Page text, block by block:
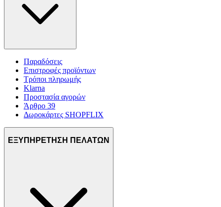
Παραδόσεις
Επιστροφές προϊόντων
Τρόποι πληρωμής
Klarna
Προστασία αγορών
Άρθρο 39
Δωροκάρτες SHOPFLIX
ΕΞΥΠΗΡΕΤΗΣΗ ΠΕΛΑΤΩΝ